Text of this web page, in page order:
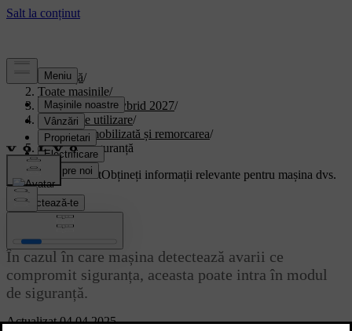
Asistență/
Toate mașinile/
XC90 Plug-in Hybrid 2027/
Manual de utilizare/
Mașina imobilizată și remorcarea/
Modul de siguranță
Suport personalizatObțineți informații relevante pentru mașina dvs.
Conectează-te
Actualizat 04.04.2025
Modul de siguranță
În cazul în care mașina detectează avarii ce
compromit siguranța, aceasta poate intra în modul
de siguranță.